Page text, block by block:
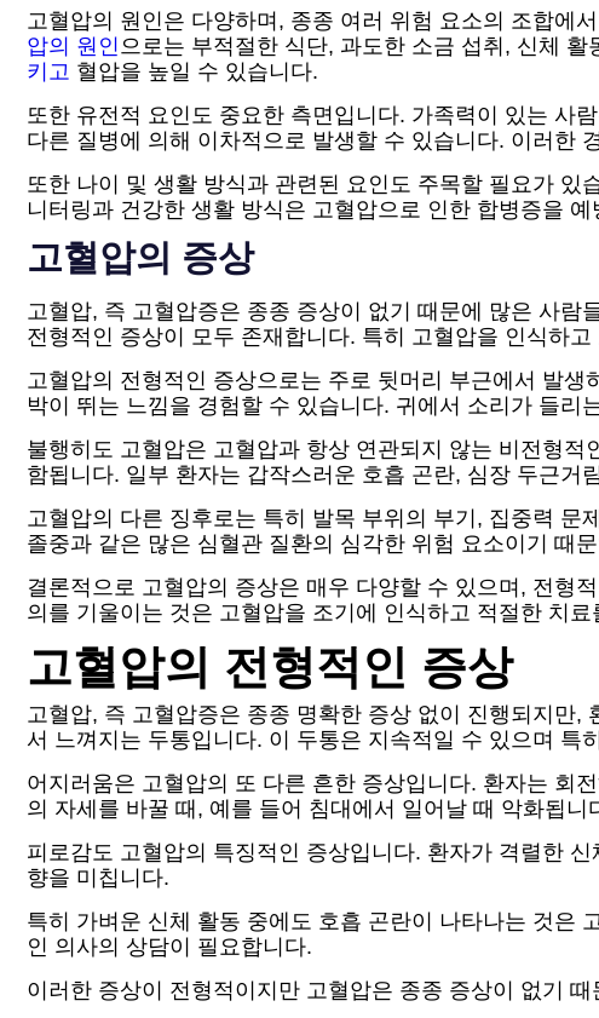
고혈압의 원인은 다양하며, 종종 여러 위험 요소의 조합에
압의 원인으로는 부적절한 식단, 과도한 소금 섭취, 신체
키고 혈압을 높일 수 있습니다.
또한 유전적 요인도 중요한 측면입니다. 가족력이 있는 사
다른 질병에 의해 이차적으로 발생할 수 있습니다. 이러한
또한 나이 및 생활 방식과 관련된 요인도 주목할 필요가
니터링과 건강한 생활 방식은 고혈압으로 인한 합병증을
고혈압의 증상
고혈압, 즉 고혈압증은 종종 증상이 없기 때문에 많은 사람
전형적인 증상이 모두 존재합니다. 특히 고혈압을 인식하고
고혈압의 전형적인 증상으로는 주로 뒷머리 부근에서 발
박이 뛰는 느낌을 경험할 수 있습니다. 귀에서 소리가 들
불행히도 고혈압은 고혈압과 항상 연관되지 않는 비전형
함됩니다. 일부 환자는 갑작스러운 호흡 곤란, 심장 두근
고혈압의 다른 징후로는 특히 발목 부위의 부기, 집중력 문
졸중과 같은 많은 심혈관 질환의 심각한 위험 요소이기 때
결론적으로 고혈압의 증상은 매우 다양할 수 있으며, 전형
의를 기울이는 것은 고혈압을 조기에 인식하고 적절한 치
고혈압의 전형적인 증상
고혈압, 즉 고혈압증은 종종 명확한 증상 없이 진행되지만,
서 느껴지는 두통입니다. 이 두통은 지속적일 수 있으며 특
어지러움은 고혈압의 또 다른 흔한 증상입니다. 환자는 회
의 자세를 바꿀 때, 예를 들어 침대에서 일어날 때 악화됩니
피로감도 고혈압의 특징적인 증상입니다. 환자가 격렬한
향을 미칩니다.
특히 가벼운 신체 활동 중에도 호흡 곤란이 나타나는 것은
인 의사의 상담이 필요합니다.
이러한 증상이 전형적이지만 고혈압은 종종 증상이 없기